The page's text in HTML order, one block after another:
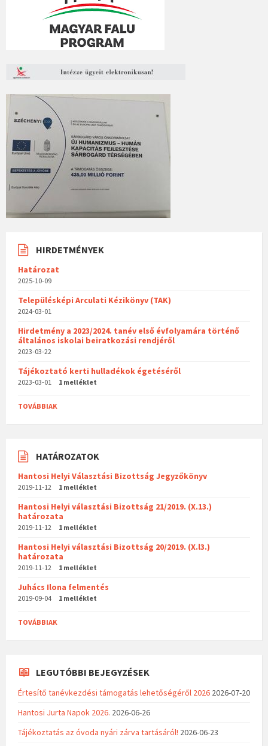
HIRDETMÉNYEK
Határozat
2025-10-09
Településképi Arculati Kézikönyv (TAK)
2024-03-01
Hirdetmény a 2023/2024. tanév első évfolyamára történő
általános iskolai beiratkozási rendjéről
2023-03-22
Tájékoztató kerti hulladékok égetéséről
2023-03-01 1 melléklet
TOVÁBBIAK
HATÁROZATOK
Hantosi Helyi Választási Bizottság Jegyzőkönyv
2019-11-12 1 melléklet
Hantosi Helyi választási Bizottság 21/2019. (X.13.)
határozata
2019-11-12 1 melléklet
Hantosi Helyi választási Bizottság 20/2019. (X.l3.)
határozata
2019-11-12 1 melléklet
Juhács Ilona felmentés
2019-09-04 1 melléklet
TOVÁBBIAK
LEGUTÓBBI BEJEGYZÉSEK
Értesítő tanévkezdési támogatás lehetőségéről 2026 2026-07-20
Hantosi Jurta Napok 2026. 2026-06-26
Tájékoztatás az óvoda nyári zárva tartásáról! 2026-06-23